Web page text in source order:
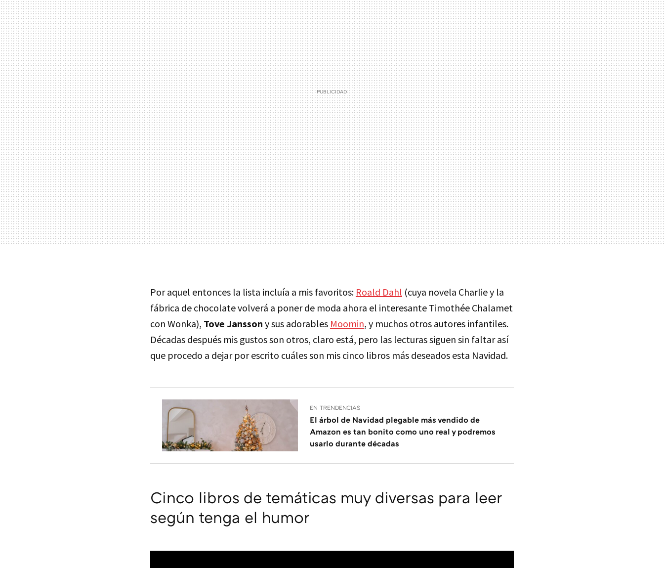
Por aquel entonces la lista incluía a mis favoritos: Roald Dahl (cuya novela Charlie y la
fábrica de chocolate volverá a poner de moda ahora el interesante Timothée Chalamet
con Wonka), Tove Jansson y sus adorables Moomin, y muchos otros autores infantiles.
Décadas después mis gustos son otros, claro está, pero las lecturas siguen sin faltar así
que procedo a dejar por escrito cuáles son mis cinco libros más deseados esta Navidad.
EN TRENDENCIAS
El árbol de Navidad plegable más vendido de
Amazon es tan bonito como uno real y podremos
usarlo durante décadas
Cinco libros de temáticas muy diversas para leer
según tenga el humor